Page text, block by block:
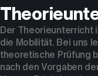
Der Theorieunterricht
die Mobilität. Bei uns
theoretische Prüfung
nach den Vorgaben